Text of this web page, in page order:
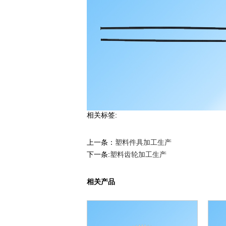
相关标签:
上一条： 塑料件具加工生产
下一条:塑料齿轮加工生产
相关产品